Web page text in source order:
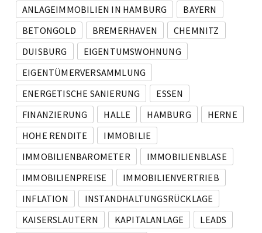
ANLAGEIMMOBILIEN IN HAMBURG
BAYERN
BETONGOLD
BREMERHAVEN
CHEMNITZ
DUISBURG
EIGENTUMSWOHNUNG
EIGENTÜMERVERSAMMLUNG
ENERGETISCHE SANIERUNG
ESSEN
FINANZIERUNG
HALLE HAMBURG
HERNE
HOHE RENDITE
IMMOBILIE
IMMOBILIENBAROMETER
IMMOBILIENBLASE
IMMOBILIENPREISE
IMMOBILIENVERTRIEB
INFLATION
INSTANDHALTUNGSRÜCKLAGE
KAISERSLAUTERN
KAPITALANLAGE
LEADS